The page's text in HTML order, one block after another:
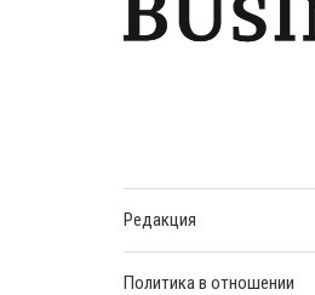
Редакция
Политика в отношении